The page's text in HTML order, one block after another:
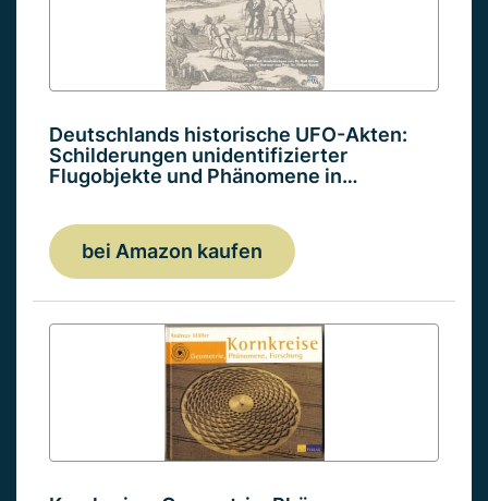
Deutschlands historische UFO-Akten:
Schilderungen unidentifizierter
Flugobjekte und Phänomene in…
bei Amazon kaufen